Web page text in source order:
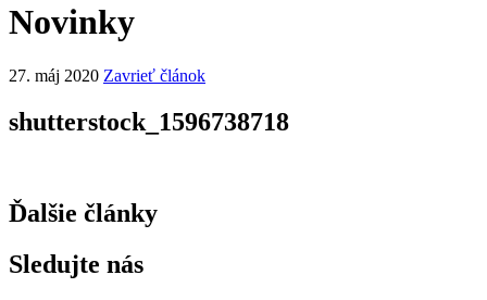
Novinky
27. máj 2020 Zavrieť článok
shutterstock_1596738718
Ďalšie články
Sledujte nás